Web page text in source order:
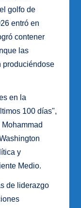
golfo de
entró en
contener
las
produciéndose
en la
100 días",
y
Medio.
de liderazgo